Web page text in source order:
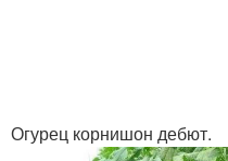
Огурец корнишон дебют.